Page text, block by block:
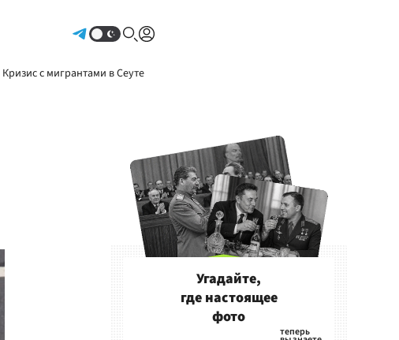
Кризис с мигрантами в Сеуте
Угадайте,
где настоящее
фото